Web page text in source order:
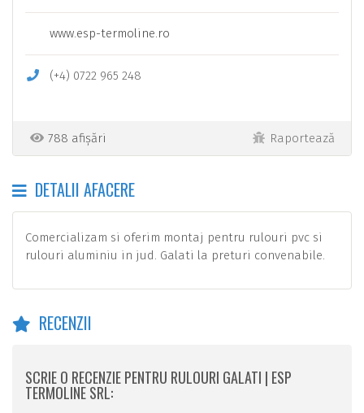
www.esp-termoline.ro
(+4) 0722 965 248
788 afișări Raportează
DETALII AFACERE
Comercializam si oferim montaj pentru rulouri pvc si
rulouri aluminiu in jud. Galati la preturi convenabile.
RECENZII
SCRIE O RECENZIE PENTRU RULOURI GALATI | ESP
TERMOLINE SRL: